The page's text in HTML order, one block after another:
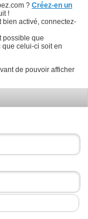
? Créez-en un
!
bien activé, connectez-
possible que
celui-ci soit en
de pouvoir afficher